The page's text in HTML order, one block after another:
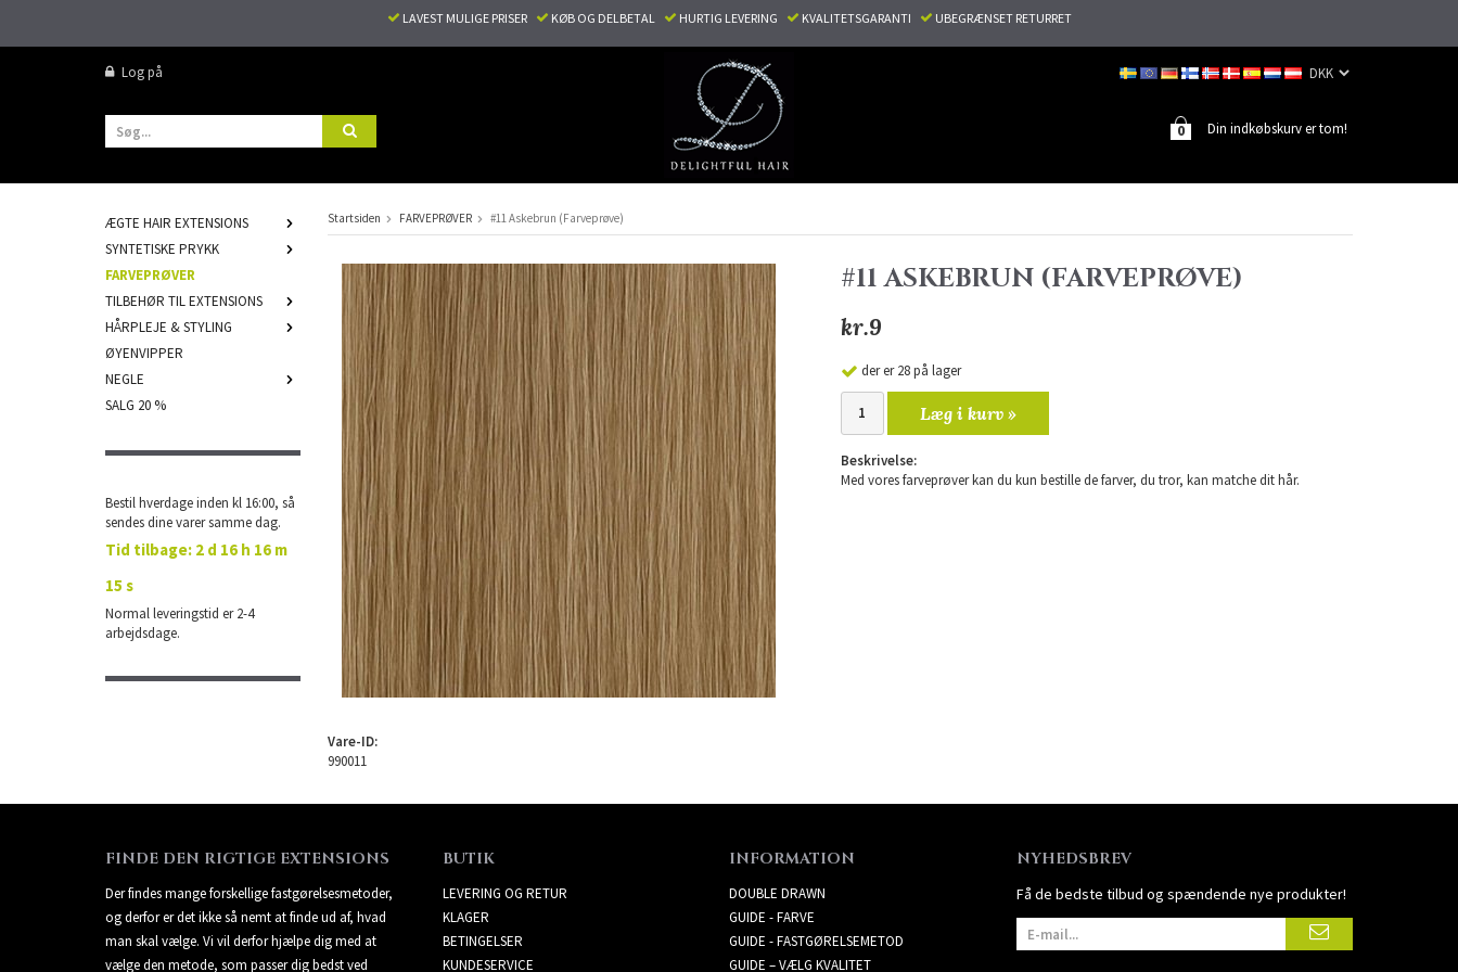
LAVEST MULIGE PRISER KØB OG DELBETAL HURTIG LEVERING KVALITETSGARANTI UBEGRÆNSET RETURRET
Log på
Din indkøbskurv er tom!
0
ÆGTE HAIR EXTENSIONS
SYNTETISKE PRYKK
FARVEPRØVER
TILBEHØR TIL EXTENSIONS
HÅRPLEJE & STYLING
ØYENVIPPER
NEGLE
SALG 20 %
Bestil hverdage inden kl 16:00, så
sendes dine varer samme dag.
Tid tilbage: 2 d 16 h 16 m
15 s
Normal leveringstid er 2-4
arbejdsdage.
Startsiden FARVEPRØVER #11 Askebrun (Farveprøve)
#11 ASKEBRUN (FARVEPRØVE)
kr.9
der er 28 på lager
Læg i kurv »
Beskrivelse:
Med vores farveprøver kan du kun bestille de farver, du tror, kan matche dit hår.
Vare-ID:
990011
FINDE DEN RIGTIGE EXTENSIONS
Der findes mange forskellige fastgørelsesmetoder,
og derfor er det ikke så nemt at finde ud af, hvad
man skal vælge. Vi vil derfor hjælpe dig med at
vælge den metode, som passer dig bedst ved
BUTIK
LEVERING OG RETUR
KLAGER
BETINGELSER
KUNDESERVICE
INFORMATION
DOUBLE DRAWN
GUIDE - FARVE
GUIDE - FASTGØRELSEMETOD
GUIDE – VÆLG KVALITET
NYHEDSBREV
Få de bedste tilbud og spændende nye produkter!